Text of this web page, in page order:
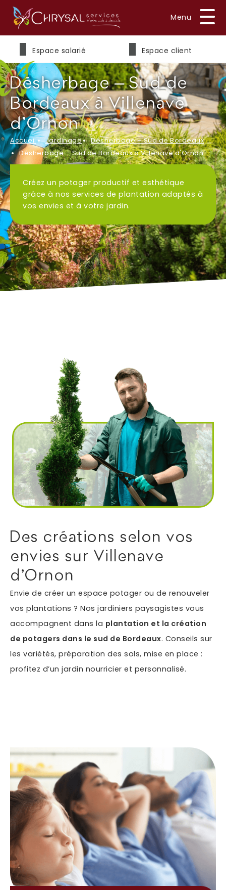
Espace salarié Espace client
Désherbage – Sud de
Bordeaux à Villenave
d'Ornon
Accueil Jardinage
Désherbage – Sud de Bordeaux
Désherbage – Sud de Bordeaux à Villenave d'Ornon
Créez un potager productif et esthétique
grâce à nos services de plantation adaptés à
vos envies et à votre jardin.
Des créations selon vos
envies sur Villenave
d'Ornon
Envie de créer un espace potager ou de renouveler
vos plantations ? Nos jardiniers paysagistes vous
accompagnent dans la plantation et la création
de potagers dans le sud de Bordeaux. Conseils sur
les variétés, préparation des sols, mise en place :
profitez d’un jardin nourricier et personnalisé.
Prénom*
Nom*
E-mail*
Téléphone*
Ville*
Service(s) souhaité(s)
Maintien à domicile
Aide ménagère
Garde d'enfants
Jardinage
Petits travaux de bricolage
Autres services
Informations supplémentaires du besoin
En soumettant ce formulaire, j'accepte que les
informations saisies soient exploitées dans le cadre
de ma demande.*